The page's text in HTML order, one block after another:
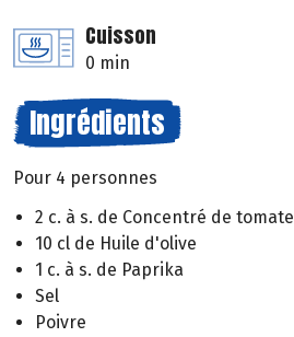
Cuisson
0 min
Ingrédients
Pour 4 personnes
2 c. à s. de Concentré de tomate
10 cl de Huile d'olive
1 c. à s. de Paprika
Sel
Poivre